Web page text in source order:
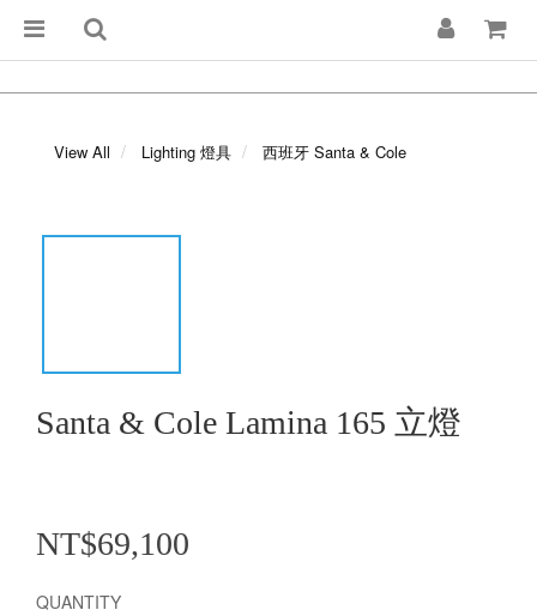
View All Lighting 燈具 西班牙 Santa & Cole
Santa & Cole Lamina 165 立燈
NT$69,100
QUANTITY